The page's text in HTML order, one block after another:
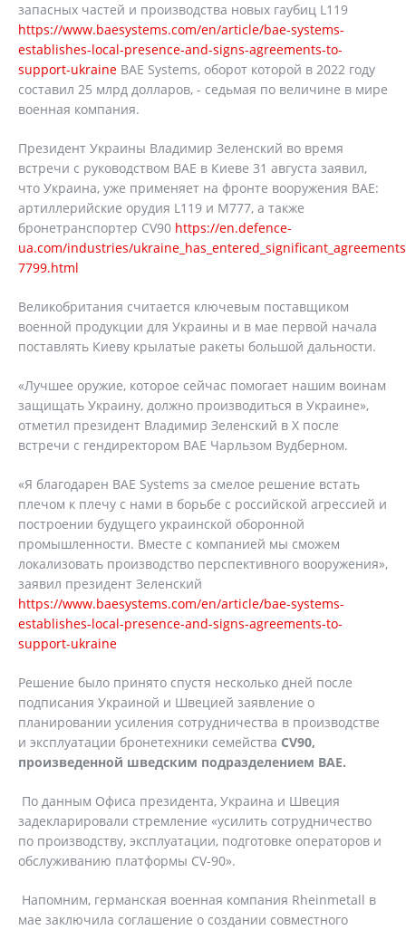
запасных частей и производства новых гаубиц L119
https://www.baesystems.com/en/article/bae-systems-
establishes-local-presence-and-signs-agreements-to-
support-ukraine BAE Systems, оборот которой в 2022 году
составил 25 млрд долларов, - седьмая по величине в мире
военная компания.
Президент Украины Владимир Зеленский во время
встречи с руководством BAE в Киеве 31 августа заявил,
что Украина, уже применяет на фронте вооружения BAE:
артиллерийские орудия L119 и M777, а также
бронетранспортер CV90 https://en.defence-
ua.com/industries/
7799.html
Великобритания считается ключевым поставщиком
военной продукции для Украины и в мае первой начала
поставлять Киеву крылатые ракеты большой дальности.
«Лучшее оружие, которое сейчас помогает нашим воинам
защищать Украину, должно производиться в Украине»,
отметил президент Владимир Зеленский в X после
встречи с гендиректором BAE Чарльзом Вудберном.
«Я благодарен BAE Systems за смелое решение встать
плечом к плечу с нами в борьбе с российской агрессией и
построении будущего украинской оборонной
промышленности. Вместе с компанией мы сможем
локализовать производство перспективного вооружения»,
заявил президент Зеленский
https://www.baesystems.com/en/article/bae-systems-
establishes-local-presence-and-signs-agreements-to-
support-ukraine
Решение было принято спустя несколько дней после
подписания Украиной и Швецией заявление о
планировании усиления сотрудничества в производстве
и эксплуатации бронетехники семейства CV90,
произведенной шведским подразделением BAE.
По данным Офиса президента, Украина и Швеция
задекларировали стремление «усилить сотрудничество
по производству, эксплуатации, подготовке операторов и
обслуживанию платформы CV-90».
Напомним, германская военная компания Rheinmetall в
мае заключила соглашение о создании совместного